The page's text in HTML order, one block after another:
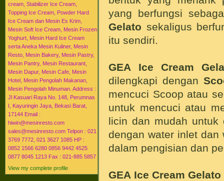
cream, Stabilizer Ice Cream,
Topping Ice Cream, Powder Hard
Ice Cream dan Mesin Es Krim,
Mesin Soft Ice Cream, Mesin Frozen
Yoghurt, Mesin Hard Ice Cream
serta Aneka Mesin Kuliner, Mesin
Resto, Mesin Bakery, Mesin Pastry,
Mesin Pantry, Mesin Restaurant,
Mesin Dapur, Mesin Cafe, Mesin
Hotel, Mesin Pengolah Makanan,
Mesin Pengolah Minuman. Address :
Jl Kasuari Raya No. 148, Perumnas
I, Kayuringin Jaya, Bekasi Barat,
17144 Email :
hiwin@mesinresto.com
sales@mesinresto.com Telpon : 021
3769 7772, 021 3627 1085 HP :
0852 1566 6280 0856 9442 4525
0877 8045 1213 Fax : 021-885 5857
View my complete profile
yang berfungsi
Gelato sekaligus
itu sendiri.
GEA Ice Cream
dilengkapi dengan
mencuci Scoop atau
untuk mencuci atau
licin dan mudah untuk
dengan water inlet dan
dalam pengisian dan
GEA Ice Cream